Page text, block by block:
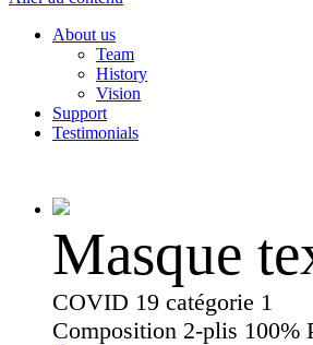
About us
Team
History
Vision
Support
Testimonials
Masque
COVID 19 catégorie 1
Composition 2-plis 100%